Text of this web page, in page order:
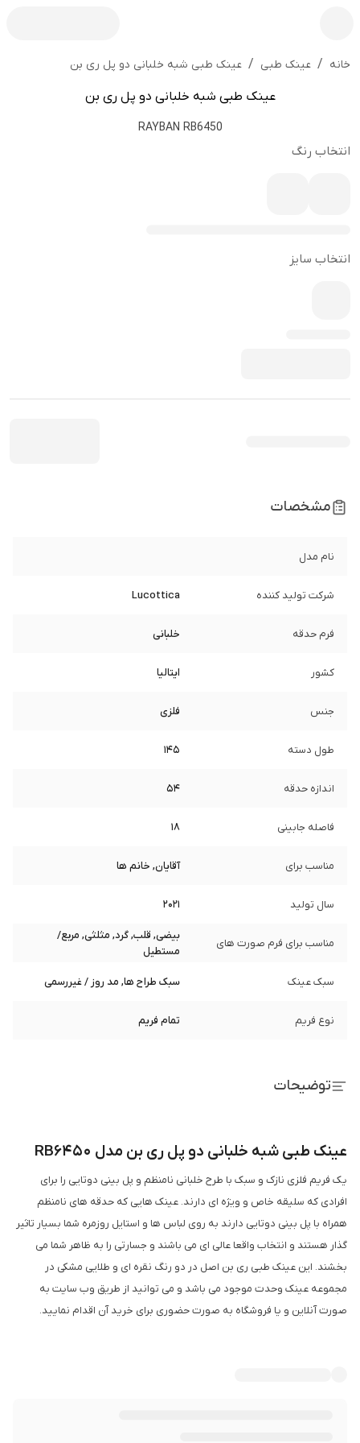
خانه / عینک طبی / عینک طبی شبه خلبانی دو پل ری بن
عینک طبی شبه خلبانی دو پل ری بن
RAYBAN RB6450
انتخاب رنگ
انتخاب سایز
مشخصات
نام مدل
شرکت تولید کننده Lucottica
فرم حدقه خلبانی
کشور ایتالیا
جنس فلزی
طول دسته 145
اندازه حدقه 54
فاصله جابینی 18
مناسب برای آقایان, خانم ها
سال تولید 2021
مناسب برای فرم صورت های
بیضی, قلب, گرد, مثلثی, مربع/
مستطیل
سبک عینک سبک طراح ها, مد روز / غیررسمی
نوع فریم تمام فریم
توضیحات
عینک طبی شبه خلبانی دو پل ری بن مدل RB6450
یک فریم فلزی نازک و سبک با طرح خلبانی نامنظم و پل بینی دوتایی را برای
افرادی که سلیقه خاص و ویژه ای دارند. عینک هایی که حدقه های نامنظم
همراه با پل بینی دوتایی دارند به روی لباس ها و استایل روزمره شما بسیار تاثیر
گذار هستند و انتخاب واقعا عالی ای می باشند و جسارتی را به ظاهر شما می
بخشند. این عینک طبی ری بن اصل در دو رنگ نقره ای و طلایی مشکی در
مجموعه عینک وحدت موجود می باشد و می توانید از طریق وب سایت به
صورت آنلاین و یا فروشگاه به صورت حضوری برای خرید آن اقدام نمایید.